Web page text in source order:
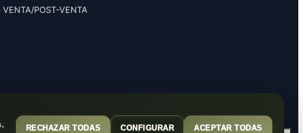
RECHAZAR TODAS CONFIGURAR ACEPTAR TODAS
VENTA/POST-VENTA